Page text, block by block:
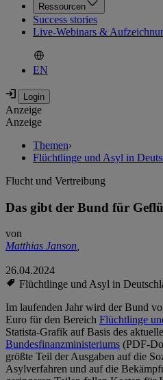
Ressourcen
Success stories
Live-Webinars &
EN
Anzeige
Anzeige
Themen›
Flüchtlinge und Asyl in
Flucht und Vertreibung
Das gibt der Bund für
von
Matthias Janson,
26.04.2024
Flüchtlinge und Asyl in
Im laufenden Jahr wird der Bund
Euro für den Bereich Flüchtlinge
Statista-Grafik auf Basis des
Bundesfinanzministeriums (PDF-
größte Teil der Ausgaben auf die
Asylverfahren und auf die